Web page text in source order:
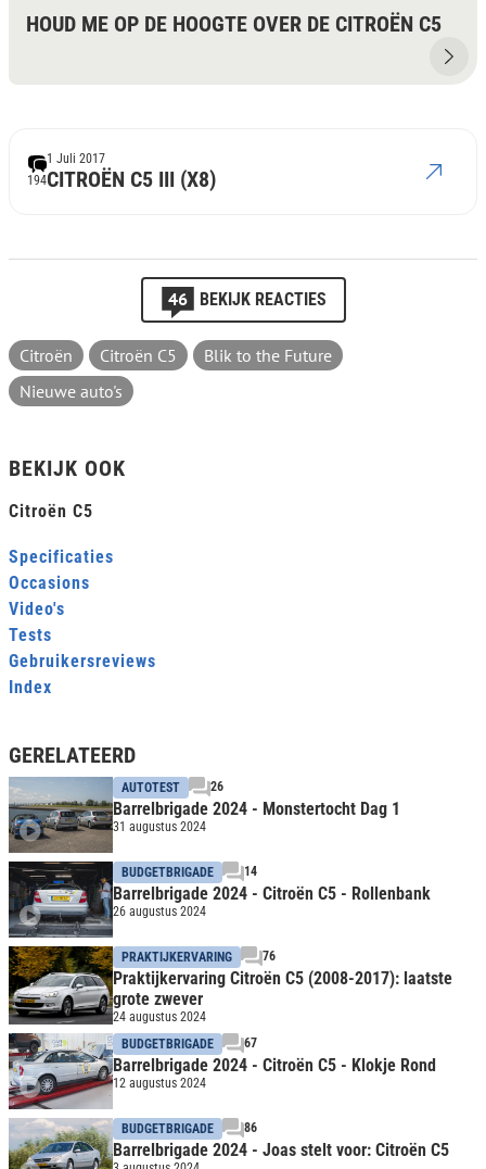
HOUD ME OP DE HOOGTE OVER DE CITROËN C5
194CITROËN C5 III (X8)
1 Juli 2017
46 BEKIJK REACTIES
Citroën Citroën C5
Blik to the Future
Nieuwe auto's
BEKIJK OOK
Citroën C5
Specificaties
Occasions
Video's
Tests
Gebruikersreviews
Index
GERELATEERD
AUTOTEST 26
Barrelbrigade 2024 - Monstertocht Dag 1
31 augustus 2024
BUDGETBRIGADE 14
Barrelbrigade 2024 - Citroën C5 - Rollenbank
26 augustus 2024
PRAKTIJKERVARING 76
Praktijkervaring Citroën C5 (2008-2017): laatste
grote zwever
24 augustus 2024
BUDGETBRIGADE
67
Barrelbrigade 2024 - Citroën C5 - Klokje Rond
12 augustus 2024
BUDGETBRIGADE 86
Barrelbrigade 2024 - Joas stelt voor: Citroën C5